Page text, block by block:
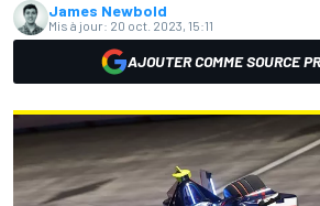
James Newbold
Mis à jour: 20 oct. 2023, 15:11
AJOUTER COMME SOURCE